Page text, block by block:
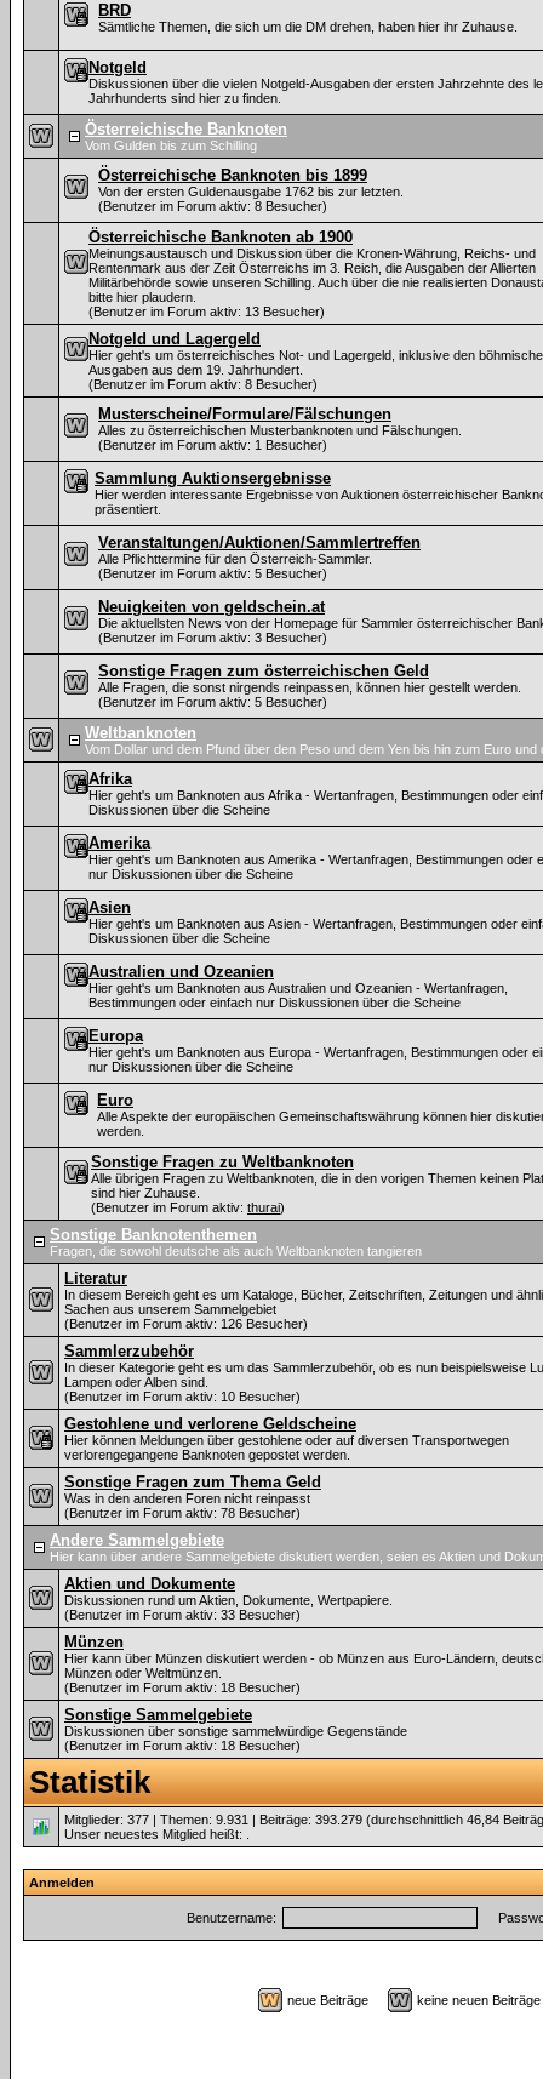
BRD
Sämtliche Themen, die sich um die DM drehen, haben hier ihr Zuhause.
Notgeld
Diskussionen über die vielen Notgeld-Ausgaben der ersten Jahrzehnte des
Jahrhunderts sind hier zu finden.
Österreichische Banknoten
Vom Gulden bis zum Schilling
Österreichische Banknoten bis 1899
Von der ersten Guldenausgabe 1762 bis zur letzten.
(Benutzer im Forum aktiv: 8 Besucher)
Österreichische Banknoten ab 1900
Meinungsaustausch und Diskussion über die Kronen-Währung, Reichs- und
Rentenmark aus der Zeit Österreichs im 3. Reich, die Ausgaben der Allierten
Militärbehörde sowie unseren Schilling. Auch über die nie realisierten
bitte hier plaudern.
(Benutzer im Forum aktiv: 13 Besucher)
Notgeld und Lagergeld
Hier geht's um österreichisches Not- und Lagergeld, inklusive den
Ausgaben aus dem 19. Jahrhundert.
(Benutzer im Forum aktiv: 8 Besucher)
Musterscheine/Formulare/Fälschungen
Alles zu österreichischen Musterbanknoten und Fälschungen.
(Benutzer im Forum aktiv: 1 Besucher)
Sammlung Auktionsergebnisse
Hier werden interessante Ergebnisse von Auktionen österreichischer
präsentiert.
Veranstaltungen/Auktionen/Sammlertreffen
Alle Pflichttermine für den Österreich-Sammler.
(Benutzer im Forum aktiv: 5 Besucher)
Neuigkeiten von geldschein.at
Die aktuellsten News von der Homepage für Sammler österreichischer
(Benutzer im Forum aktiv: 3 Besucher)
Sonstige Fragen zum österreichischen Geld
Alle Fragen, die sonst nirgends reinpassen, können hier gestellt werden.
(Benutzer im Forum aktiv: 5 Besucher)
Weltbanknoten
Vom Dollar und dem Pfund über den Peso und dem Yen bis hin zum Euro und
Afrika
Hier geht's um Banknoten aus Afrika - Wertanfragen, Bestimmungen oder
Diskussionen über die Scheine
Amerika
Hier geht's um Banknoten aus Amerika - Wertanfragen, Bestimmungen oder
nur Diskussionen über die Scheine
Asien
Hier geht's um Banknoten aus Asien - Wertanfragen, Bestimmungen oder
Diskussionen über die Scheine
Australien und Ozeanien
Hier geht's um Banknoten aus Australien und Ozeanien - Wertanfragen,
Bestimmungen oder einfach nur Diskussionen über die Scheine
Europa
Hier geht's um Banknoten aus Europa - Wertanfragen, Bestimmungen oder
nur Diskussionen über die Scheine
Euro
Alle Aspekte der europäischen Gemeinschaftswährung können hier
werden.
Sonstige Fragen zu Weltbanknoten
Alle übrigen Fragen zu Weltbanknoten, die in den vorigen Themen keinen
sind hier Zuhause.
(Benutzer im Forum aktiv: thurai)
Sonstige Banknotenthemen
Fragen, die sowohl deutsche als auch Weltbanknoten tangieren
Literatur
In diesem Bereich geht es um Kataloge, Bücher, Zeitschriften, Zeitungen und
Sachen aus unserem Sammelgebiet
(Benutzer im Forum aktiv: 126 Besucher)
Sammlerzubehör
In dieser Kategorie geht es um das Sammlerzubehör, ob es nun beispielsweise
Lampen oder Alben sind.
(Benutzer im Forum aktiv: 10 Besucher)
Gestohlene und verlorene Geldscheine
Hier können Meldungen über gestohlene oder auf diversen Transportwegen
verlorengegangene Banknoten gepostet werden.
Sonstige Fragen zum Thema Geld
Was in den anderen Foren nicht reinpasst
(Benutzer im Forum aktiv: 78 Besucher)
Andere Sammelgebiete
Hier kann über andere Sammelgebiete diskutiert werden, seien es Aktien und
Aktien und Dokumente
Diskussionen rund um Aktien, Dokumente, Wertpapiere.
(Benutzer im Forum aktiv: 33 Besucher)
Münzen
Hier kann über Münzen diskutiert werden - ob Münzen aus Euro-Ländern,
Münzen oder Weltmünzen.
(Benutzer im Forum aktiv: 18 Besucher)
Sonstige Sammelgebiete
Diskussionen über sonstige sammelwürdige Gegenstände
(Benutzer im Forum aktiv: 18 Besucher)
Statistik
Mitglieder: 377 | Themen: 9.931 | Beiträge: 393.279 (durchschnittlich 46,84
Unser neuestes Mitglied heißt:
Anmelden
Benutzername:
neue Beiträge keine neuen